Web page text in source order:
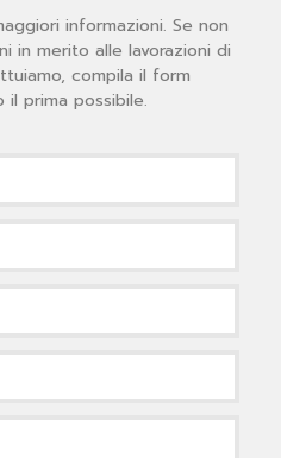
informazioni. Se non
in merito alle lavorazioni di
compila il form
prima possibile.